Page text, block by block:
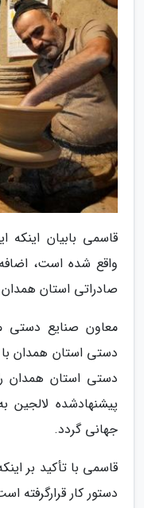
قاسمی بابیان
واقع شده است،
صادراتی استان
معاون صنایع دستی
دستی استان همدان با
دستی استان همدان
پیشنهادشده لالجین
جهانی گردد.
قاسمی با تأکید بر
دستور کار